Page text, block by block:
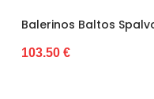
(BSB7898)